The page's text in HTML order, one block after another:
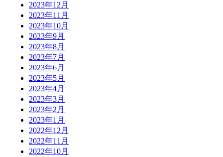
2023年12月
2023年11月
2023年10月
2023年9月
2023年8月
2023年7月
2023年6月
2023年5月
2023年4月
2023年3月
2023年2月
2023年1月
2022年12月
2022年11月
2022年10月